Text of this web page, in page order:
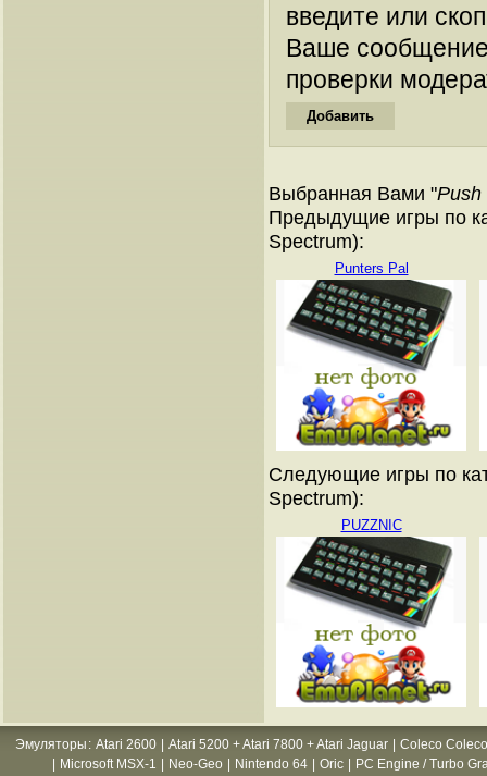
введите или
Ваше
проверки
Выбранная Вами "Push
Предыдущие игры по
Spectrum):
Punters Pal
Следующие игры по
Spectrum):
PUZZNIC
Эмуляторы : Atari 2600 Atari 5200 + Atari 7800 + Atari Jaguar
Coleco
Microsoft MSX-1 Neo-Geo Nintendo 64 Oric PC Engine / Turbo